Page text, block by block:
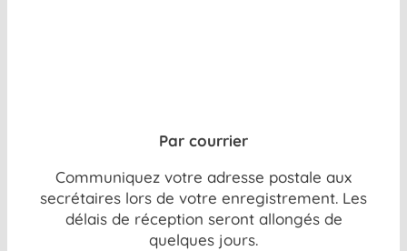
Par courrier
Communiquez votre adresse postale aux
secrétaires lors de votre enregistrement. Les
délais de réception seront allongés de
quelques jours.